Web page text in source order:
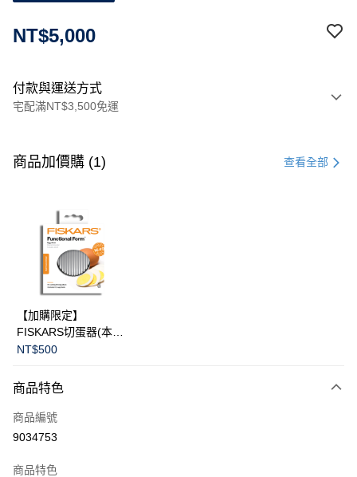
NT$5,000
付款與運送方式
宅配滿NT$3,500免運
信用卡一次付款
3 期 0 利率 每期
合作金庫商業銀行
華南商業銀行
上海商業儲蓄銀行
國泰世華商業銀行
臺灣中小企業銀行
匯豐（台灣）商業銀行
聯邦商業銀行
元大商業銀行
台新國際商業銀行
LINE Pay
Apple Pay
運送方式
黑貓宅急便
商品加價購 (1) 查看全部
【加購限定】
FISKARS切蛋器(本商
品不提供破損保證)
NT$500
商品特色
商品編號
9034753
商品特色